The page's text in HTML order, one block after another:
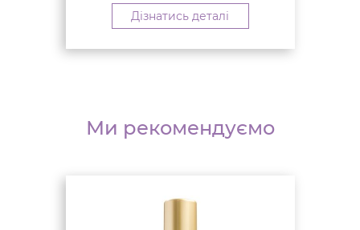
Дізнатись деталі
Ми рекомендуємо